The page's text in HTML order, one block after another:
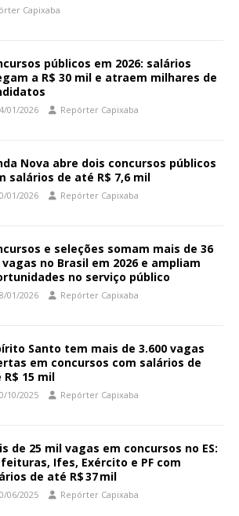
Capixaba
públicos em 2026: salários
a R$ 30 mil e atraem milhares de
01/2026 Repórter Capixaba
Nova abre dois concursos públicos
salários de até R$ 7,6 mil
01/2026 Repórter Capixaba
e seleções somam mais de 36
no Brasil em 2026 e ampliam
no serviço público
01/2026 Repórter Capixaba
Santo tem mais de 3.600 vagas
em concursos com salários de
R$ 15 mil
10/2025 Repórter Capixaba
de 25 mil vagas em concursos no ES:
Ifes, Exército e PF com
de até R$ 37 mil
06/2025 Repórter Capixaba